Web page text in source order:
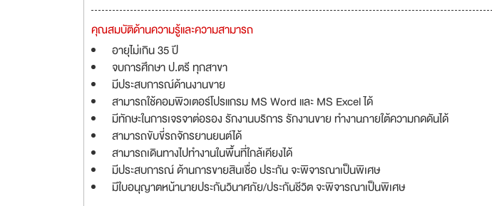
คุณสมบัติด้านความรู้และความสามารถ
อายุไม่เกิน 35 ปี
จบการศึกษา ป.ตรี ทุกสาขา
มีประสบการณ์ด้านงานขาย
สามารถใช้คอมพิวเตอร์โปรแกรม MS Word และ MS Excel ได้
มีทักษะในการเจรจาต่อรอง รักงานบริการ รักงานขาย ทำงานภายใต้ความกดดันได้
สามารถขับขี่รถจักรยานยนต์ได้
สามารถเดินทางไปทำงานในพื้นที่ใกล้เคียงได้
มีประสบการณ์ ด้านการขายสินเชื่อ ประกัน จะพิจารณาเป็นพิเศษ
มีใบอนุญาตหน้านายประกันวินาศภัย/ประกันชีวิต จะพิจารณาเป็นพิเศษ